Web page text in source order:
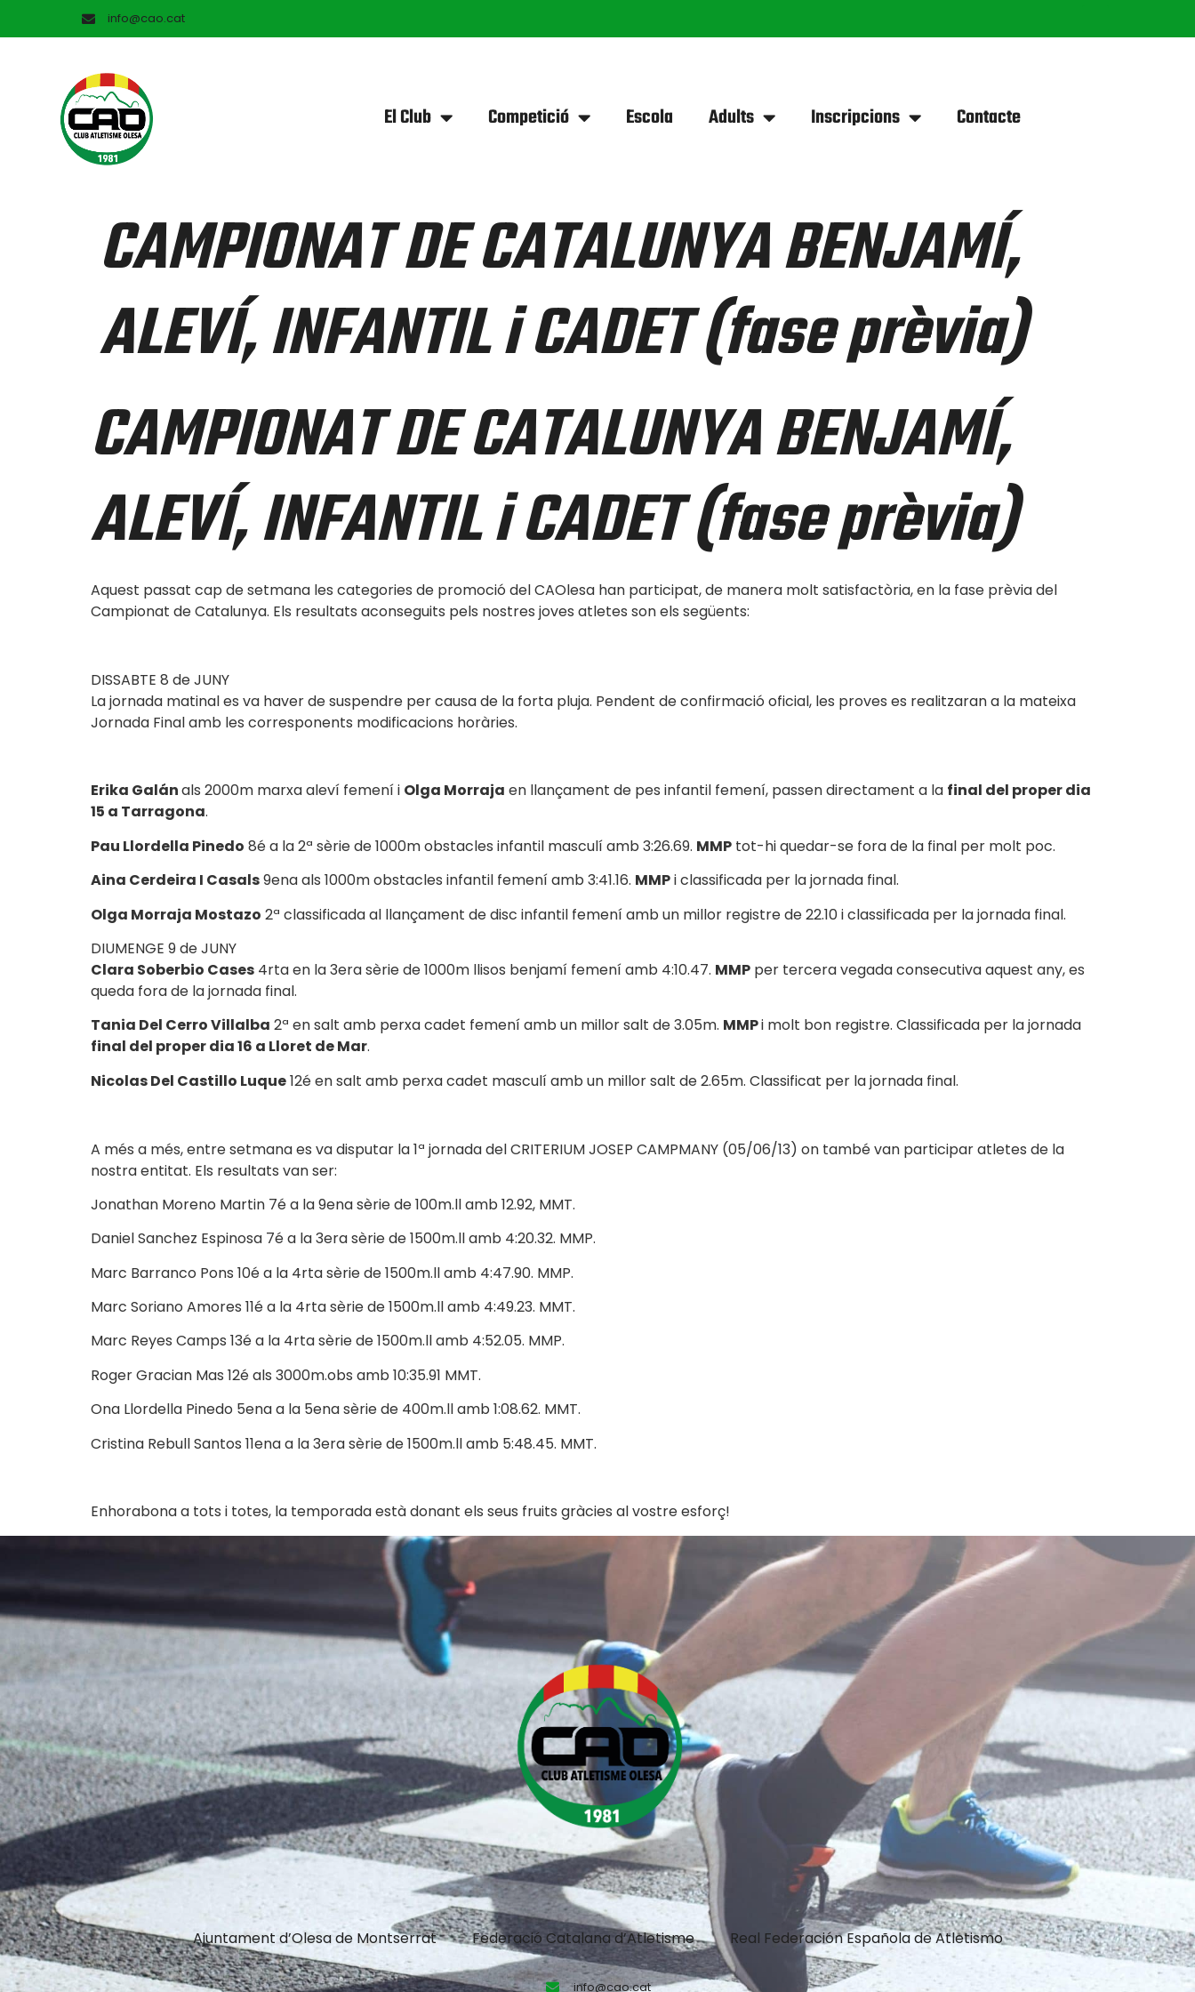
info@cao.cat
El Club Competició Escola Adults Inscripcions Contacte
CAMPIONAT DE CATALUNYA BENJAMÍ,
ALEVÍ, INFANTIL i CADET (fase prèvia)
CAMPIONAT DE CATALUNYA BENJAMÍ,
ALEVÍ, INFANTIL i CADET (fase prèvia)
Aquest passat cap de setmana les categories de promoció del CAOlesa han participat, de manera molt satisfactòria, en la fase prèvia del
Campionat de Catalunya. Els resultats aconseguits pels nostres joves atletes son els següents:
DISSABTE 8 de JUNY
La jornada matinal es va haver de suspendre per causa de la forta pluja. Pendent de confirmació oficial, les proves es realitzaran a la mateixa
Jornada Final amb les corresponents modificacions horàries.
Erika Galánals 2000m marxa aleví femení i Olga Morraja en llançament de pes infantil femení, passen directament a la final del proper dia
15 a Tarragona.
Pau Llordella Pinedo 8é a la 2ª sèrie de 1000m obstacles infantil masculí amb 3:26.69. MMP tot-hi quedar-se fora de la final per molt poc.
Aina Cerdeira I Casals9ena als 1000m obstacles infantil femení amb 3:41.16. MMPi classificada per la jornada final.
Olga Morraja Mostazo 2ª classificada al llançament de disc infantil femení amb un millor registre de 22.10 i classificada per la jornada final.
DIUMENGE 9 de JUNY
Clara Soberbio Cases 4rta en la 3era sèrie de 1000m llisos benjamí femení amb 4:10.47. MMP per tercera vegada consecutiva aquest any, es
queda fora de la jornada final.
Tania Del Cerro Villalba 2ª en salt amb perxa cadet femení amb un millor salt de 3.05m. MMPi molt bon registre. Classificada per la jornada
final del proper dia 16 a Lloret de Mar.
Nicolas Del Castillo Luque12é en salt amb perxa cadet masculí amb un millor salt de 2.65m. Classificat per la jornada final.
A més a més, entre setmana es va disputar la 1ª jornada del CRITERIUM JOSEP CAMPMANY (05/06/13) on també van participar atletes de la
nostra entitat. Els resultats van ser:
Jonathan Moreno Martin 7é a la 9ena sèrie de 100m.ll amb 12.92, MMT.
Daniel Sanchez Espinosa 7é a la 3era sèrie de 1500m.ll amb 4:20.32. MMP.
Marc Barranco Pons 10é a la 4rta sèrie de 1500m.ll amb 4:47.90. MMP.
Marc Soriano Amores 11é a la 4rta sèrie de 1500m.ll amb 4:49.23. MMT.
Marc Reyes Camps 13é a la 4rta sèrie de 1500m.ll amb 4:52.05. MMP.
Roger Gracian Mas 12é als 3000m.obs amb 10:35.91 MMT.
Ona Llordella Pinedo 5ena a la 5ena sèrie de 400m.ll amb 1:08.62. MMT.
Cristina Rebull Santos 11ena a la 3era sèrie de 1500m.ll amb 5:48.45. MMT.
Enhorabona a tots i totes, la temporada està donant els seus fruits gràcies al vostre esforç!
Ajuntament d’Olesa de Montserrat Federació Catalana d’Atletisme Real Federación Española de Atletismo
info@cao.cat